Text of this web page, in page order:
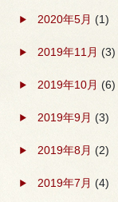
2020年5月 (1)
2019年11月 (3)
2019年10月 (6)
2019年9月 (3)
2019年8月 (2)
2019年7月 (4)